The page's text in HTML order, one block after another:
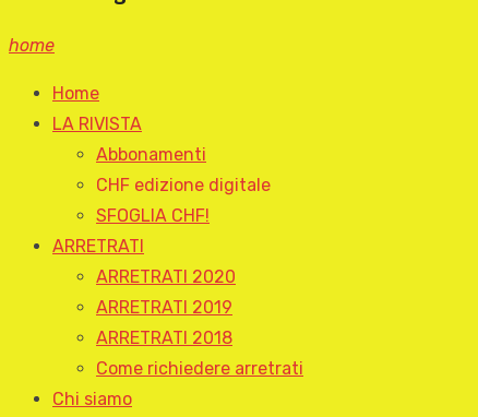
home
Home
LA RIVISTA
Abbonamenti
CHF edizione digitale
SFOGLIA CHF!
ARRETRATI
ARRETRATI 2020
ARRETRATI 2019
ARRETRATI 2018
Come richiedere arretrati
Chi siamo